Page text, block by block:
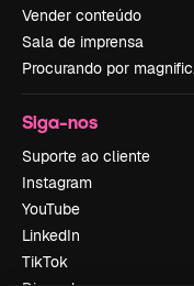
Vender conteúdo
Sala de imprensa
Procurando por
Siga-nos
Suporte ao cliente
Instagram
YouTube
LinkedIn
TikTok